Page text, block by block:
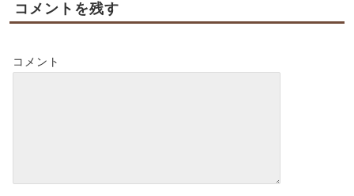
コメントを残す
コメント